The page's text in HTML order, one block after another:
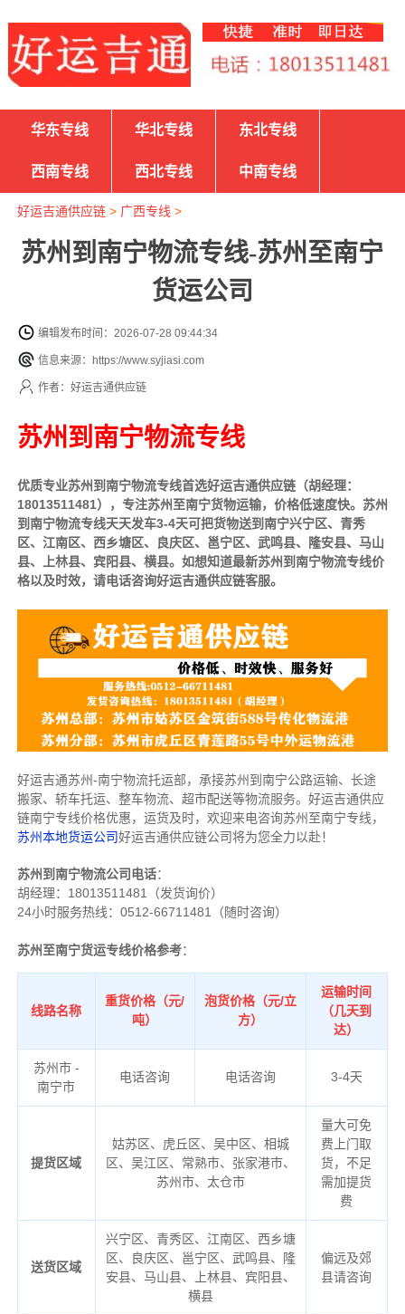
华东专线 华北专线 东北专线
西南专线 西北专线 中南专线
好运吉通供应链> 广西专线 >
苏州到南宁物流专线-苏州至南宁
货运公司
编辑发布时间：2026-07-28 09:44:34
信息来源：https://www.syjiasi.com
作者：好运吉通供应链
苏州到南宁物流专线
优质专业苏州到南宁物流专线首选好运吉通供应链（胡经理：
18013511481），专注苏州至南宁货物运输，价格低速度快。苏州
到南宁物流专线天天发车3-4天可把货物送到南宁兴宁区、青秀
区、江南区、西乡塘区、良庆区、邕宁区、武鸣县、隆安县、马山
县、上林县、宾阳县、横县。如想知道最新苏州到南宁物流专线价
格以及时效，请电话咨询好运吉通供应链客服。
好运吉通苏州-南宁物流托运部， 承接苏州到南宁公路运输、长途
搬家、轿车托运、整车物流、超市配送等物流服务。 好运吉通供应
链南宁专线价格优惠，运货及时，欢迎来电咨询苏州至南宁专线，
苏州本地货运公司好运吉通供应链公司将为您全力以赴！
苏州到南宁物流公司电话：
胡经理： 18013511481（发货询价）
24小时服务热线：0512-66711481（随时咨询）
苏州至南宁货运专线价格参考：
线路名称
重货价格（元/
吨）
泡货价格（元/立
方）
运输时间
（几天到
达）
苏州市 -
南宁市
电话咨询 电话咨询 3-4天
提货区域
姑苏区、虎丘区、吴中区、相城
区、吴江区、常熟市、张家港市、
苏州市、太仓市
量大可免
费上门取
货，不足
需加提货
费
送货区域
兴宁区、青秀区、江南区、西乡塘
区、良庆区、邕宁区、武鸣县、隆
安县、马山县、上林县、宾阳县、
横县
偏远及郊
县请咨询